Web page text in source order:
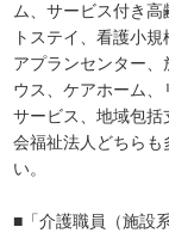
ム、サービス付き
トステイ、看護小
アプランセンター
ウス、ケアホーム
サービス、地域包
会福祉法人どちらも
い。
■「介護職員（施設